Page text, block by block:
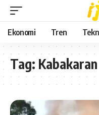
Ekonomi Tren
Tag: Kabakaran